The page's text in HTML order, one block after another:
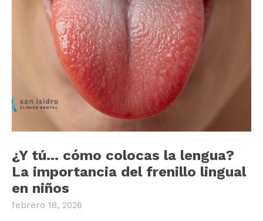
¿Y tú… cómo colocas la lengua?
La importancia del frenillo lingual
en niños
febrero 18, 2026